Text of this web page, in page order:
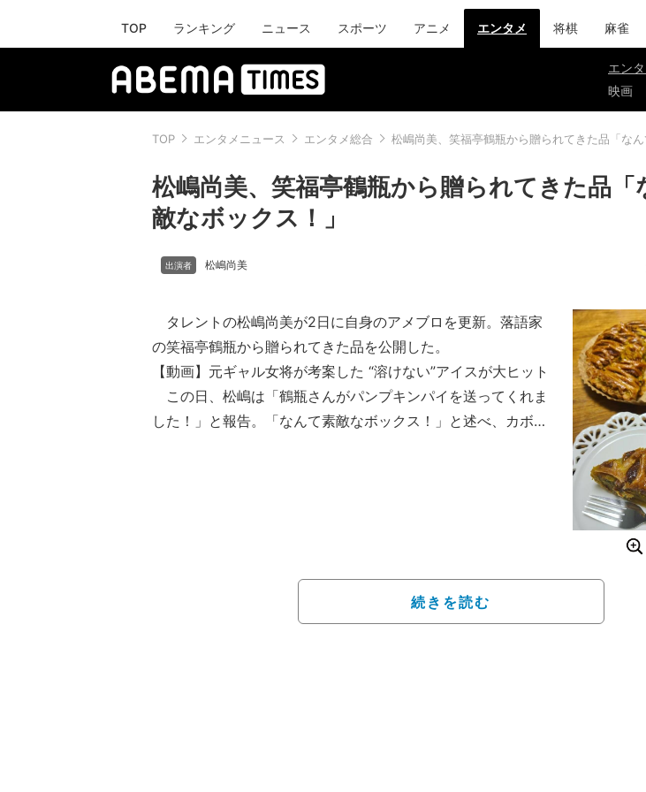
TOP ランキング ニュース スポーツ アニメ エンタメ 将棋 麻雀
エン
映画
TOP エンタメニュース エンタメ総合 松嶋尚美、笑福亭鶴瓶から贈られてきた品「なん
松嶋尚美、笑福亭鶴瓶から贈られてきた品「
敵なボックス！」
松嶋尚美
タレントの松嶋尚美が2日に自身のアメブロを更新。落語家
の笑福亭鶴瓶から贈られてきた品を公開した。
【動画】元ギャル女将が考案した “溶けない”アイスが大ヒット
この日、松嶋は「鶴瓶さんがパンプキンパイを送ってくれま
した！」と報告。「なんて素敵なボックス！」と述べ、カボチ
続きを読む